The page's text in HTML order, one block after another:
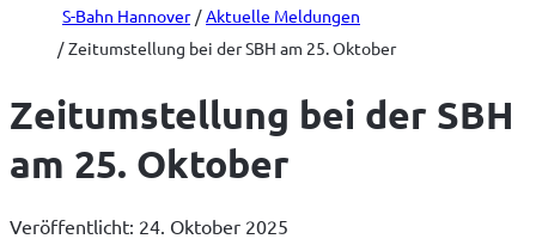
S-Bahn Hannover
Aktuelle Meldungen
Zeitumstellung bei der SBH am 25. Oktober
Zeitumstellung bei der SBH
am 25. Oktober
Veröffentlicht: 24. Oktober 2025